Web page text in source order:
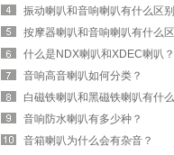
振动喇叭和音响喇叭有什么区
按摩器喇叭和音响喇叭有什么
什么是NDX喇叭和XDEC喇叭？
音响高音喇叭如何分类？
白磁铁喇叭和黑磁铁喇叭有什
音响防水喇叭有多少种？
音箱喇叭为什么会有杂音？